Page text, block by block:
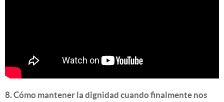
8. Cómo mantener la dignidad cuando finalmente nos